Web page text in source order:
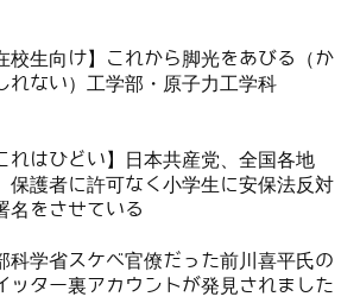
校生向け】これから脚光をあびる（か
れない）工学部・原子力工学科
れはひどい】日本共産党、全国各地
保護者に許可なく小学生に安保法反対
名をさせている
科学省スケベ官僚だった前川喜平氏の
ッター裏アカウントが発見されました